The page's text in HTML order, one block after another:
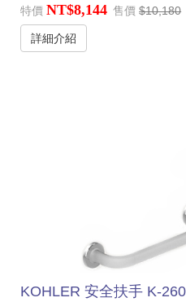
特價 NT$8,144 售價 $10,180
詳細介紹
KOHLER 安全扶手 K-